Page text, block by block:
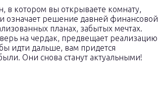
в котором вы открываете комнату,
означает решение давней финансовой
планах, забытых мечтах.
на чердак, предвещает реализацию
идти дальше, вам придется
Они снова станут актуальными!